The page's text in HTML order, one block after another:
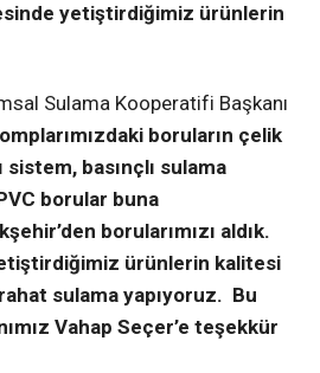
yetiştirdiğimiz ürünlerin
Sulama Kooperatifi Başkanı
boruların çelik
sistem, basınçlı sulama
borular buna
borularımızı aldık.
ürünlerin kalitesi
sulama yapıyoruz. Bu
Vahap Seçer’e teşekkür